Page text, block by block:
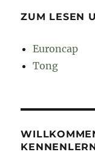
ZUM LESEN
Euroncap
Tong